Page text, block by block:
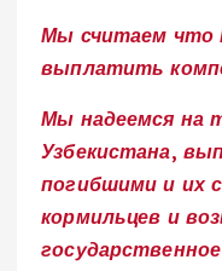
Мы считаем что
выплатить
Мы надеемся на
Узбекистана,
погибшими и их
кормильцев и